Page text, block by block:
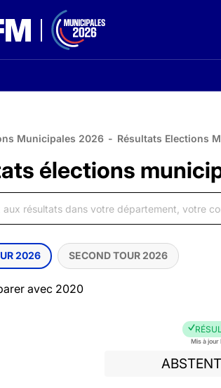
Municipales 2026 - Résultats Elections
élections
2026 SECOND TOUR 2026
avec 2020
Mis à